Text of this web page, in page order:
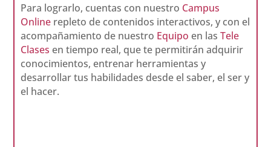
Para lograrlo, cuentas con nuestro Campus
Online repleto de contenidos interactivos, y con el
acompañamiento de nuestro Equipo en lasTele
Clases en tiempo real, que te permitirán adquirir
conocimientos, entrenar herramientas y
desarrollar tus habilidades desde el saber, el ser y
el hacer.